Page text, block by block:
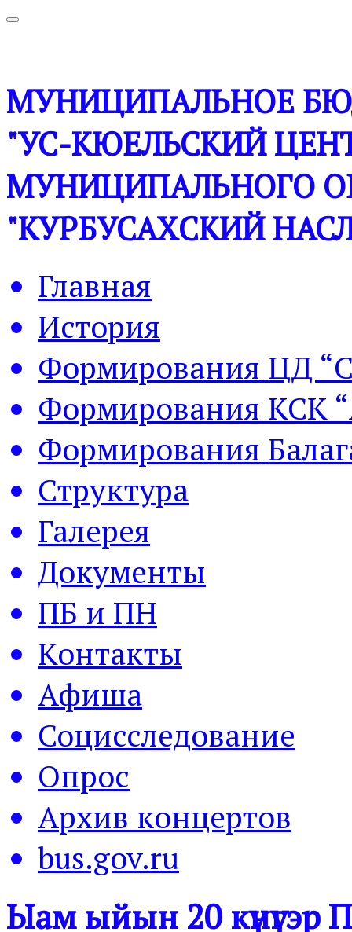
МУНИЦИПАЛЬНОЕ
"УС-КЮЕЛЬСКИЙ
МУНИЦИПАЛЬНОГО
"КУРБУСАХСКИЙ
Главная
История
Формирования ЦД
Формирования КСК
Формирования
Структура
Галерея
Документы
ПБ и ПН
Контакты
Афиша
Социсследование
Опрос
Архив концертов
bus.gov.ru
Ыам ыйын 20